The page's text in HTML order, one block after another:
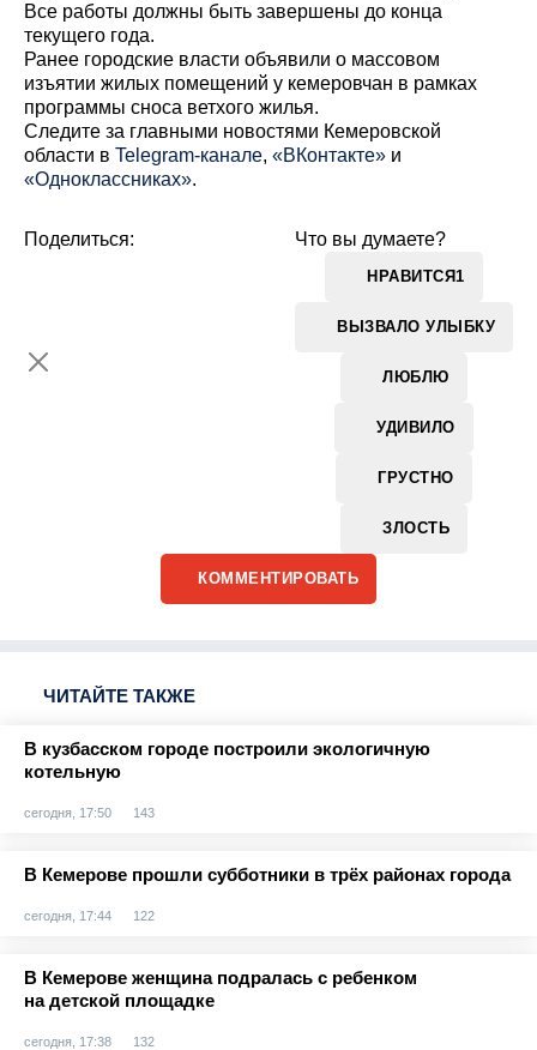
Все работы должны быть завершены до конца
текущего года.
Ранее городские власти объявили о массовом
изъятии жилых помещений у кемеровчан в рамках
программы сноса ветхого жилья.
Cледите за главными новостями Кемеровской
области в Telegram-канале, «ВКонтакте» и
«Одноклассниках».
Что вы думаете?
НРАВИТСЯ1
ВЫЗВАЛО УЛЫБКУ
ЛЮБЛЮ
УДИВИЛО
ГРУСТНО
ЗЛОСТЬ
Поделиться:
КОММЕНТИРОВАТЬ
ЧИТАЙТЕ ТАКЖЕ
В кузбасском городе построили экологичную
котельную
сегодня, 17:50 143
В Кемерове прошли субботники в трёх районах города
сегодня, 17:44 122
В Кемерове женщина подралась с ребенком
на детской площадке
сегодня, 17:38 132